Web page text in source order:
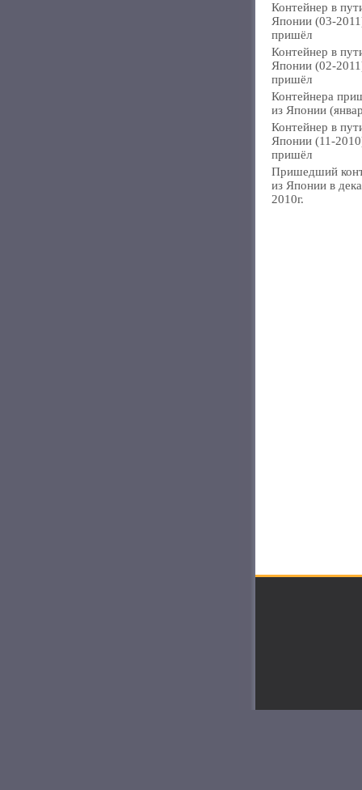
Контейнер в
Японии (03-
пришёл
Контейнер в
Японии (02-
пришёл
Контейнера
из Японии
Контейнер в
Японии (11-
пришёл
Пришедший
из Японии в
2010г.